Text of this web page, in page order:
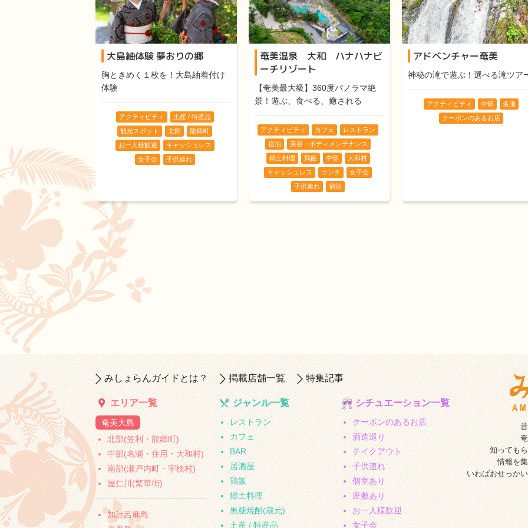
大島紬体験 夢おりの郷
胸ときめく１枚を！大島紬着付け
体験
アクティビティ
土産 / 特産品
観光スポット
北部
龍郷町
お一人様歓迎
キャッシュレス
女子会
子供連れ
奄美温泉 大和 ハナハナビ
ーチリゾート
【奄美最大級】360度パノラマ絶
景！遊ぶ、食べる、癒される
アクティビティ カフェ
レストラン
宿泊
美容・ボディメンテナンス
郷土料理
鶏飯 中部
大和村
キャッシュレス
ランチ
女子会
子供連れ
宿泊
アドベンチャー奄美
神秘の滝で遊ぶ！選べる滝ツア
アクティビティ 中部
名瀬
クーポンのあるお店
みしょらんガイドとは？ 掲載店舗一覧 特集記事
エリア一覧
奄美大島
北部(笠利・龍郷町)
中部(名瀬・住用・大和村)
南部(瀬戸内町・宇検村)
屋仁川(繁華街)
加計呂麻島
ジャンル一覧
レストラン
カフェ
BAR
居酒屋
鶏飯
郷土料理
黒糖焼酎(蔵元)
土産 / 特産品
シチュエーション一覧
クーポンのあるお店
酒造巡り
テイクアウト
子供連れ
個室あり
座敷あり
お一人様歓迎
女子会
知っても
情報を
いわばおせっか